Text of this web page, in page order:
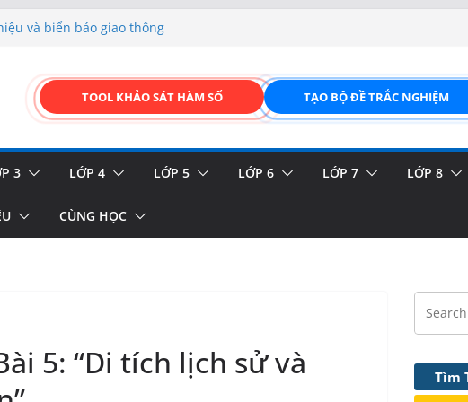
và biển báo giao thông
của thực vật
DIỆN ĐỈNH CAO &
TOOL KHẢO SÁT HÀM SỐ TẠO BỘ ĐỀ TRẮC NGHIỆM
3 LỚP 4 LỚP 5 LỚP 6 LỚP 7 LỚP 8
CÙNG HỌC
5: “Di tích lịch sử và
Tìm